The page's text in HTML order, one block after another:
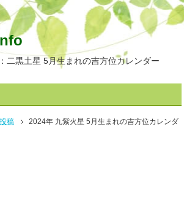
二黒土星 5月生まれの吉方位カレンダー
投稿
2024年 九紫火星 5月生まれの吉方位カレンダ